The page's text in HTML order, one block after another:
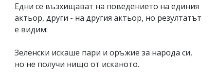
Едни се възхищават на поведението на единия
актьор, други - на другия актьор, но резултатът
е видим:
Зеленски искаше пари и оръжие за народа си,
но не получи нищо от исканото.